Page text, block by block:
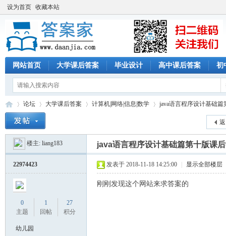
设为首页 收藏本站
网站首页 大学课后答案 毕业设计 高中课后答案 初
»
论坛
›
大学课后答案 计算机|网络|信息|数学
›
java语言程序设计基础
楼主: liang183 java语言程序设计基础篇第十版课
22974423
0
主题
1
回帖
27
积分
幼儿园
发表于 2018-11-18 14:25:00 显示全部楼层
刚刚发现这个网站来求答案的